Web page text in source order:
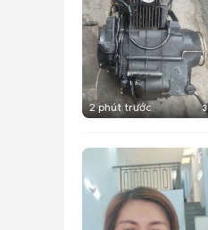
2 phút trước 3